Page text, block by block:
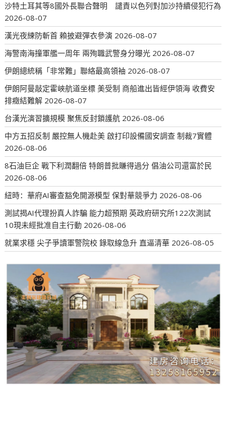
沙特土耳其等8國外長聯合聲明 譴責以色列對加沙持續侵犯行為
2026-08-07
漢光夜練防斬首 賴披避彈衣參演 2026-08-07
海警南海撞軍艦一周年 兩殉職武警身分曝光 2026-08-07
伊朗總統稱「非常難」聯絡最高領袖 2026-08-07
伊朗阿曼敲定霍峽航道坐標 美受制 商船進出皆經伊領海 收費安
排癥結難解 2026-08-07
台漢光演習擴規模 聚焦反封鎖護航 2026-08-06
中方五招反制 嚴控無人機赴美 啟打印設備國安調查 制裁7實體
2026-08-06
8石油巨企 戰下利潤翻倍 特朗普批賺得過分 倡油公司還富於民
2026-08-06
紐時：華府AI審查豁免開源模型 保對華競爭力 2026-08-06
測試揭AI代理扮真人詐騙 能力超預期 英政府研究所122次測試
10現未經批准自主行動 2026-08-06
就業求穩 尖子爭讀軍警院校 錄取線急升 直逼清華 2026-08-05